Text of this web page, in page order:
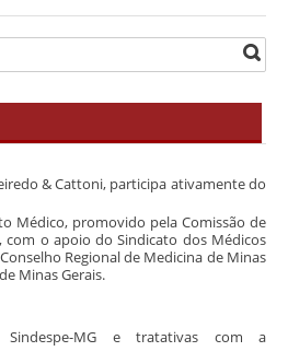
& Cattoni, participa ativamente do
Médico, promovido pela Comissão de
com o apoio do Sindicato dos Médicos
Regional de Medicina de Minas
Minas Gerais.
Sindespe-MG e tratativas com a